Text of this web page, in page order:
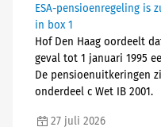
ESA-pensioenregeling is
in box 1
Hof Den Haag oordeelt
geval tot 1 januari 1995
De pensioenuitkeringen
onderdeel c Wet IB 2001.
27 juli 2026